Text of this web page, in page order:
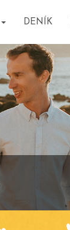
DENÍK